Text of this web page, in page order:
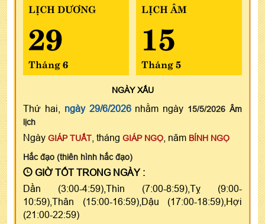
LỊCH DƯƠNG
29
Tháng 6
LỊCH ÂM
15
Tháng 5
NGÀYXẤU
Thứ hai, ngày 29/6/2026nhằm ngày 15/5/2026 Âm
lịch
Ngày GIÁP TUẤT , tháng GIÁP NGỌ , năm BÍNH NGỌ
Hắc đạo (thiên hình hắc đạo)
GIỜ TỐT TRONG NGÀY :
Dần (3:00-4:59),Thìn (7:00-8:59),Tỵ (9:00-
10:59),Thân (15:00-16:59),Dậu (17:00-18:59),Hợi
(21:00-22:59)